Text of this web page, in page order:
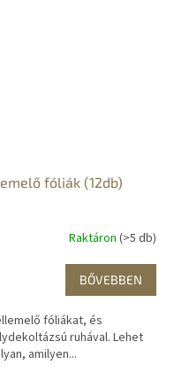
fóliák (12db)
Raktáron (>5 db)
BŐVEBBEN
fóliákat, és
ruhával. Lehet
amilyen...